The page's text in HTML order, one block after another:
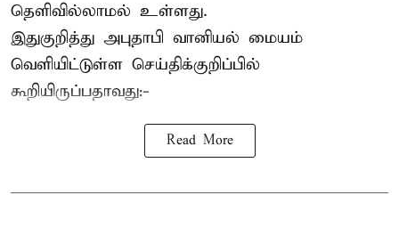
தெளிவில்லாமல் உள்ளது.
இதுகுறித்து அபுதாபி வானியல் மையம்
வெளியிட்டுள்ள செய்திக்குறிப்பில்
கூறியிருப்பதாவது:-
Read More